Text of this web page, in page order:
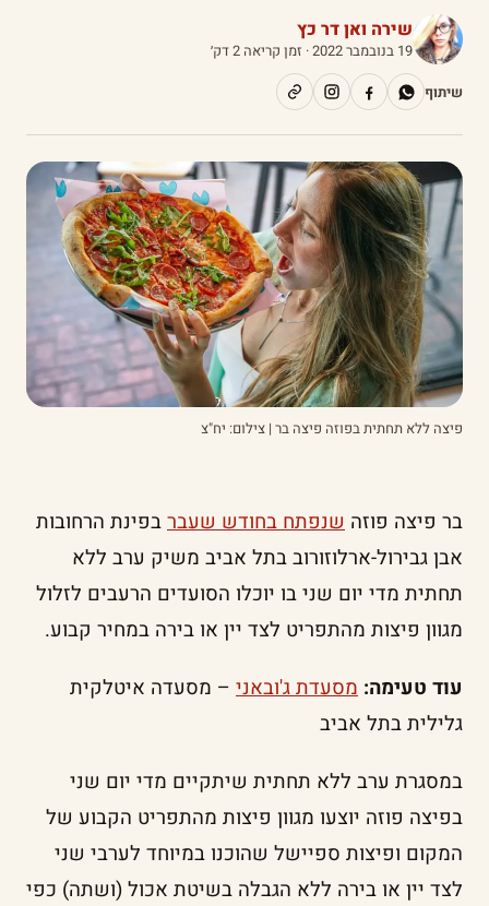
שירה ואן דר כץ
19 בנובמבר 2022
· זמן קריאה 2 דק׳
שיתוף
פיצה ללא תחתית בפוזה פיצה בר | צילום: יח"צ
בר פיצה פוזה שנפתח בחודש שעברבפינת הרחובות
אבן גבירול-ארלוזורוב בתל אביב משיק ערב ללא
תחתית מדי יום שני בו יוכלו הסועדים הרעבים לזלול
מגוון פיצות מהתפריט לצד יין או בירה במחיר קבוע.
עוד טעימה: מסעדת ג'ובאני – מסעדה איטלקית
גלילית בתל אביב
במסגרת ערב ללא תחתית שיתקיים מדי יום שני
בפיצה פוזה יוצעו מגוון פיצות מהתפריט הקבוע של
המקום ופיצות ספיישל שהוכנו במיוחד לערבי שני
לצד יין או בירה ללא הגבלה בשיטת אכול (ושתה) כפי